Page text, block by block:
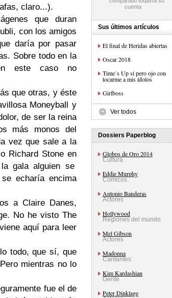
claro...).
que duran
con los amigos
daría por pasar
Sobre todo en la
este caso no
que otras, y éste
Moneyball y
de ser la reina
más monos del
vez que sale a la
Richard Stone en
gala alguien se
echaría encima
aClaire Danes,
. No he vistoThe
aquí para leer
todo, que sí, que
mientras no lo
fue el de
Sus últimos artículos
El final de Heridas abiertas
Oscar 2018
Time´s Up sí pero ojo con
tocarme a mis ídolos
Girlboss
Ver todos
Dossiers Paperblog
Globos de Oro 2014
Cultura
Eddie Murphy
Cómicos
Antonio Banderas
Actores
Hollywood
Regiones del mundo
Mel Gibson
Actores
Madonna
Cantantes
Kim Kardashian
Gente
Peter Dinklage